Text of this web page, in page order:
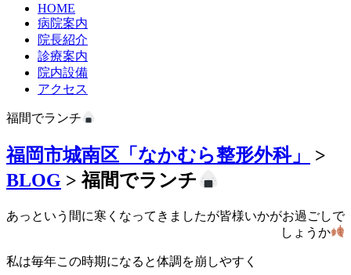
HOME
病院案内
院長紹介
診療案内
院内設備
アクセス
福間でランチ
福岡市城南区「なかむら整形外科」
>
BLOG >福間でランチ
あっという間に寒くなってきましたが皆様いかがお過ごしで
しょうか
私は毎年この時期になると体調を崩しやすく